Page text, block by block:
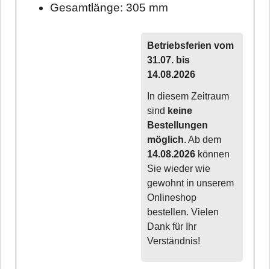
Gesamtlänge: 305 mm
Betriebsferien vom
31.07. bis
14.08.2026
In diesem Zeitraum
sind keine
Bestellungen
möglich. Ab dem
14.08.2026 können
Sie wieder wie
gewohnt in unserem
Onlineshop
bestellen. Vielen
Dank für Ihr
Verständnis!